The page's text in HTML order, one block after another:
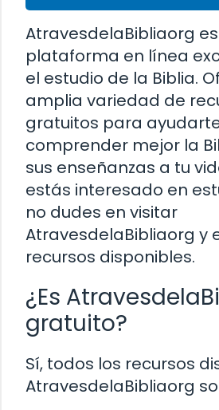
AtravesdelaBibliaorg
plataforma en línea
el estudio de la Biblia.
amplia variedad de
gratuitos para
comprender mejor la
sus enseñanzas a tu
estás interesado en
no dudes en visitar
AtravesdelaBibliaorg y
recursos disponibles.
¿Es
gratuito?
Sí, todos los recursos
AtravesdelaBibliaorg